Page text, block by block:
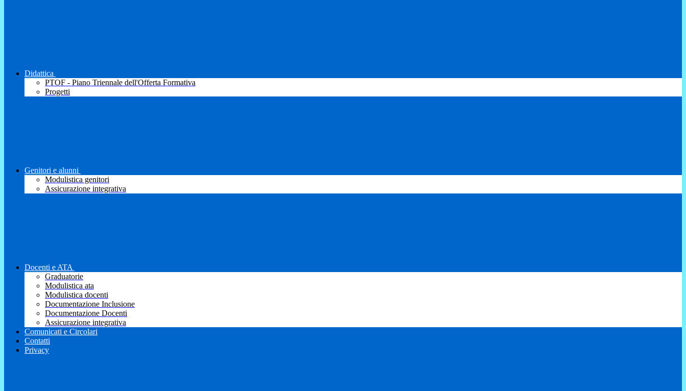
Didattica
PTOF - Piano Triennale dell'Offerta Formativa
Progetti
Genitori e alunni
Modulistica genitori
Assicurazione integrativa
Docenti e ATA
Graduatorie
Modulistica ata
Modulistica docenti
Documentazione Inclusione
Documentazione Docenti
Assicurazione integrativa
Comunicati e Circolari
Contatti
Privacy